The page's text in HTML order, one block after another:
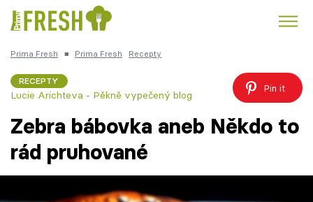
Česká kuchyně Čokoláda
Prima Fresh ■ Prima Fresh Recepty
RECEPTY
Lucie Arichteva - Pěkně vypečený blog
Pin it
Zebra bábovka aneb Někdo to
rád pruhované